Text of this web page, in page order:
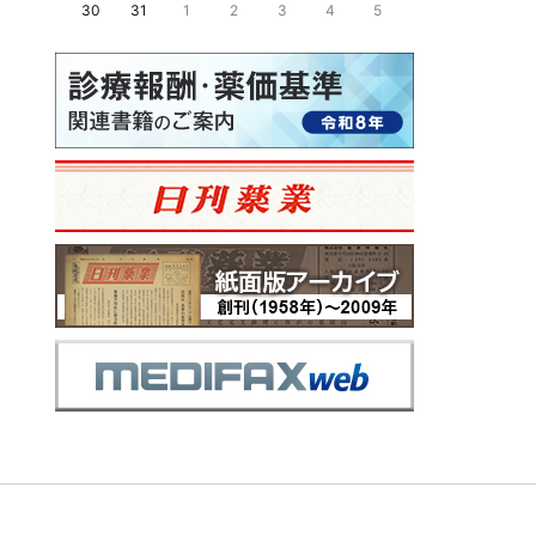
30
31 1 2 3 4 5